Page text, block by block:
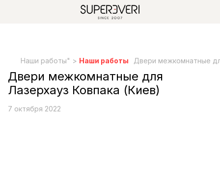
Наши работы" > Наши работы Двери межкомнатные
Двери межкомнатные для
Лазерхауз Ковпака (Киев)
7 октября 2022